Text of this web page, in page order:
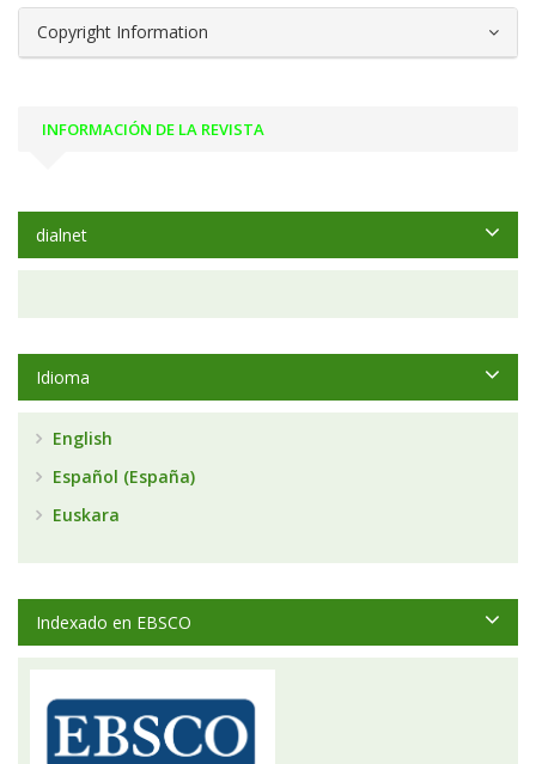
Copyright Information
INFORMACIÓN DE LA REVISTA
dialnet
Idioma
English
Español (España)
Euskara
Indexado en EBSCO